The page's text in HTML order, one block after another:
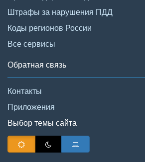
Штрафы за нарушения ПДД
Коды регионов России
Все сервисы
Обратная связь
Контакты
Приложения
Выбор темы сайта